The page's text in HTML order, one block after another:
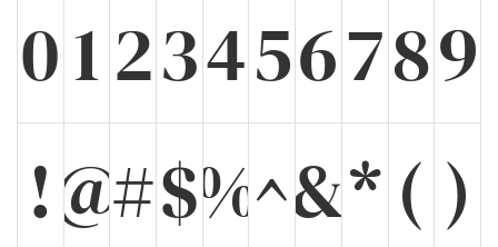
0123456789
!@#$%^&* ( )